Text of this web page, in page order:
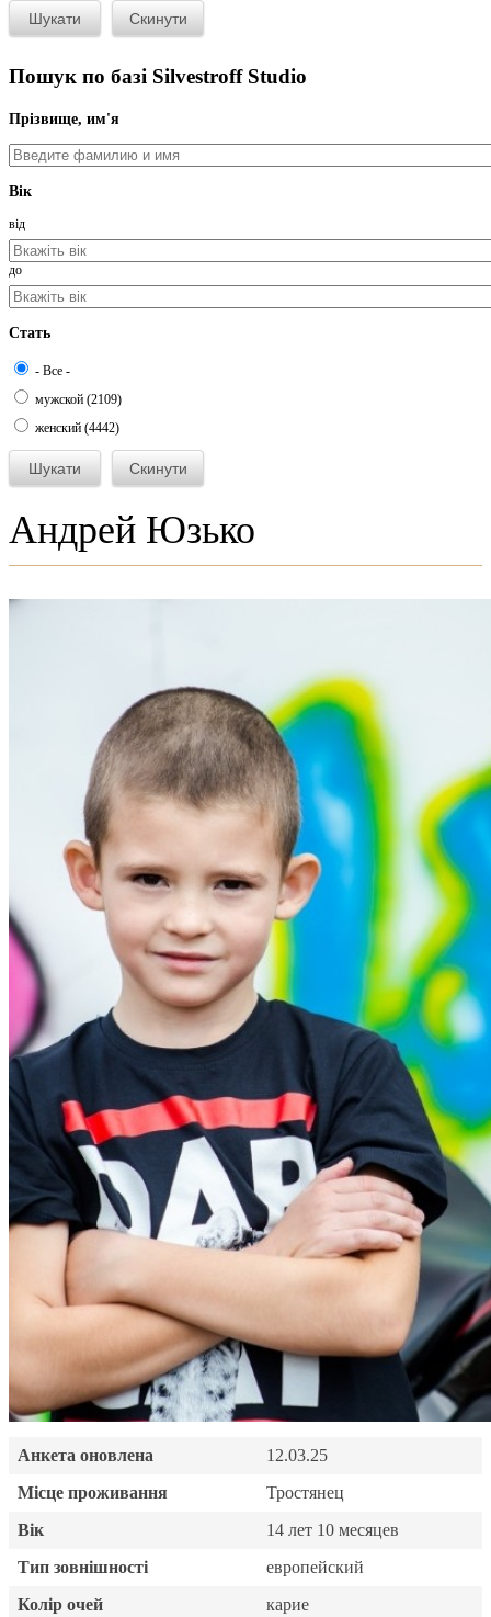
Пошук по базі Silvestroff Studio
Прізвище, им'я
Вік
від
до
Стать
- Все -
мужской (2109)
женский (4442)
Андрей Юзько
Анкета оновлена
12.03.25
Місце проживання
Тростянец
Вік
14 лет 10 месяцев
Тип зовнішності
европейский
Колір очей
карие